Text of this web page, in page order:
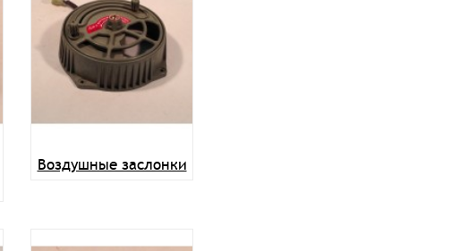
Воздушные заслонки